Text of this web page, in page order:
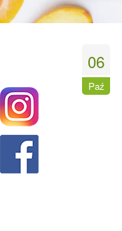
06
Paź